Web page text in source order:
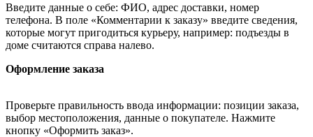
Введите данные о себе: ФИО, адрес доставки, номер
телефона. В поле «Комментарии к заказу» введите сведения,
которые могут пригодиться курьеру, например: подъезды в
доме считаются справа налево.
Оформление заказа
Проверьте правильность ввода информации: позиции заказа,
выбор местоположения, данные о покупателе. Нажмите
кнопку «Оформить заказ».